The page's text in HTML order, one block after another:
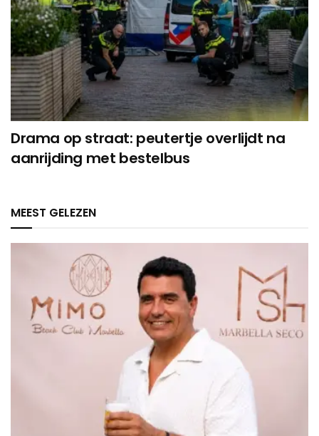
Drama op straat: peutertje overlijdt na
aanrijding met bestelbus
MEEST GELEZEN